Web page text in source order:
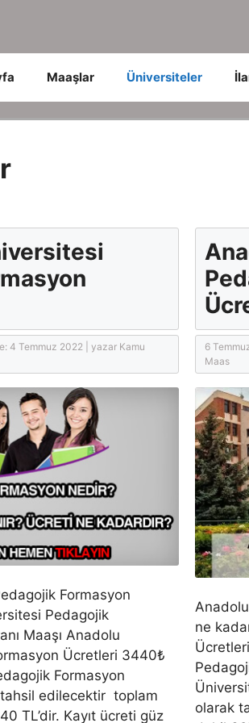
Maaşlar Üniversiteler
4 Temmuz 2022 | yazar Kamu
Formasyon
Pedagojik
Maaşı Anadolu
Ücretleri 3440₺
Formasyon
edilecektir toplam
TL’dir. Kayıt ücreti güz
6
Maas
ne
olarak